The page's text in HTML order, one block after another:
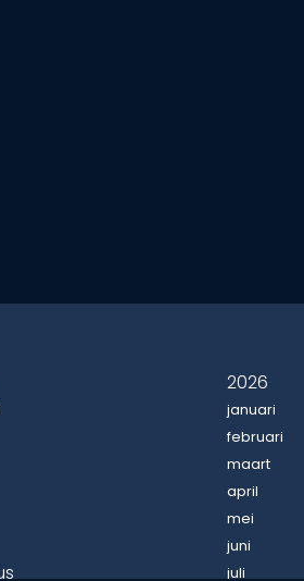
2026
januari
februari
maart
april
mei
juni
juli